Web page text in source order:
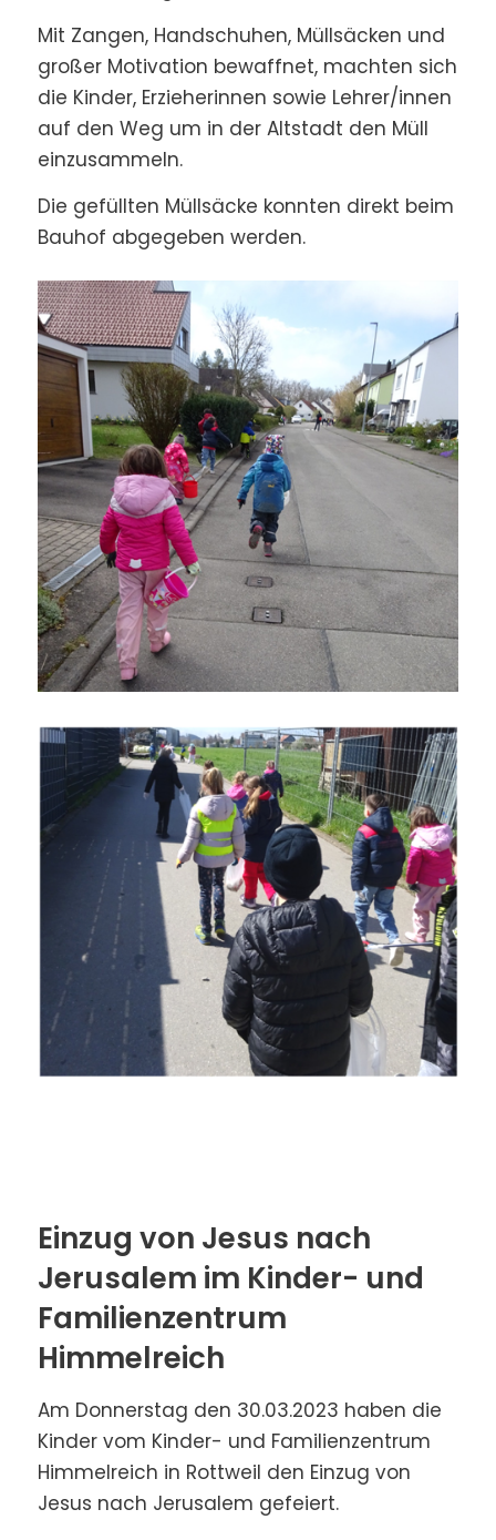
Mit Zangen, Handschuhen, Müllsäcken und
großer Motivation bewaffnet, machten sich
die Kinder, Erzieherinnen sowie Lehrer/innen
auf den Weg um in der Altstadt den Müll
einzusammeln.
Die gefüllten Müllsäcke konnten direkt beim
Bauhof abgegeben werden.
Einzug von Jesus nach
Jerusalem im Kinder- und
Familienzentrum
Himmelreich
Am Donnerstag den 30.03.2023 haben die
Kinder vom Kinder- und Familienzentrum
Himmelreich in Rottweil den Einzug von
Jesus nach Jerusalem gefeiert.